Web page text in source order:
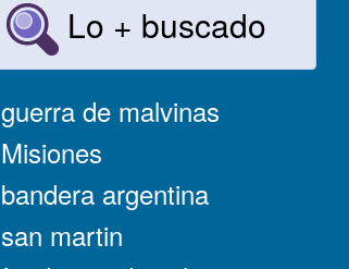
Lo + buscado
guerra de malvinas
Misiones
bandera argentina
san martin